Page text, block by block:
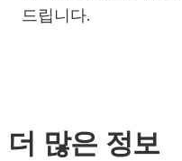
드립니다.
더 많은 정보